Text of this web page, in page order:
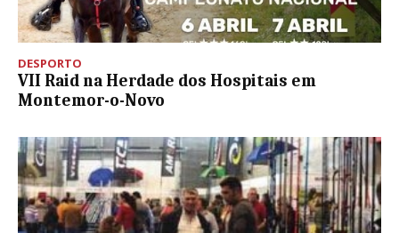
DESPORTO
VII Raid na Herdade dos Hospitais em
Montemor-o-Novo